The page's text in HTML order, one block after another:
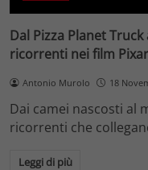
Dal Pizza Planet
ricorrenti nei film Pixar
Antonio Murolo 18
Dai camei nascosti al
ricorrenti che
Leggi di più